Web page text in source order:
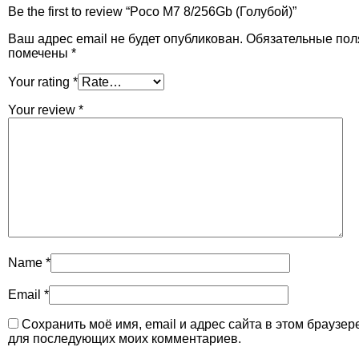
Be the first to review “Poco M7 8/256Gb (Голубой)”
Ваш адрес email не будет опубликован. Обязательные
помечены *
Your rating *
Your review *
Name *
Email *
Сохранить моё имя, email и адрес сайта в этом
для последующих моих комментариев.